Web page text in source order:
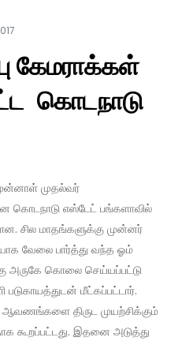
கேமராக்கள்
கொடநாடு
முதல்வர்
கொடநாடு எஸ்டேட் பங்களாவில்
சில மாதங்களுக்கு முன்னர்
வேலை பார்த்து வந்த ஓம்
அருகே கொலை செய்யப்பட்டு
படுகாயத்துடன் மீட்கப்பட்டார்.
ஆவணங்களை திருட முயற்சிக்கும்
கூறப்பட்டது. இதனை அடுத்து